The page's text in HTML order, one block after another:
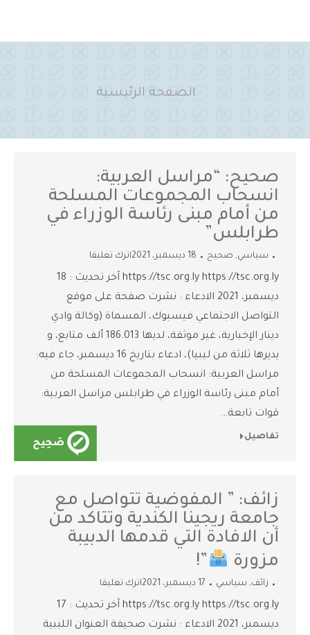
You are here:
الصفحة الرئيسية
صحيح: “مراسل العربية:
انسحاب المجموعات المسلحة
من أمام مبنى رئاسة الوزراء في
طرابلس”
سياسي, صحيح 18 ديسمبر، 2021 اترك تعليقا
https://tsc.org.ly https://tsc.org.ly آخر تحديث : 18
ديسمبر، 2021 الادعاء : نشرت صفحة على موقع
التواصل الاجتماعي فيسبوك، المسماة (وكالة وادي
دينار الإخبارية، غير موثقة، لديها 186.013 ألف متابع، و
يديرها ثلاثة من ليبيا)، ادعاء بتاريخ 16 ديسمبر، جاء فيه:
مراسل العربية: انسحاب المجموعات المسلحة من
أمام مبنى رئاسة الوزراء في طرابلس ‏مراسل العربية:
قوات تابعة…
تفاصيل
زائف: ” المفوضية تتواصل مع
جامعة ريجينا الكندية وتتاكد من
أن الافادة التي قدمها الدبيبة
مزورة
”!
زائف, سياسي 17 ديسمبر، 2021 اترك تعليقا
https://tsc.org.ly https://tsc.org.ly آخر تحديث : 17
ديسمبر، 2021 الادعاء : نشرت صحيفة العنوان الليبية